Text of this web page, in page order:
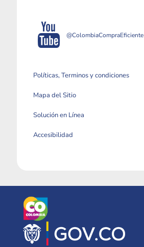
@ColombiaCompraEficiente
Políticas, Terminos y condiciones
Mapa del Sitio
Solución en Línea
Accesibilidad